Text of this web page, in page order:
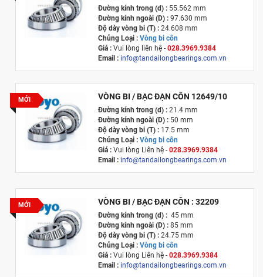
Đường kính trong (d) :55.562 mm
Đường kính ngoài (D) :97.630 mm
Độ dày vòng bi (T) :24.608 mm
Chủng Loại : Vòng bi côn
Giá :Vui lòng liên hệ - 028.3969.9384
Email : info@tandailongbearings.com.vn
MỚI VÒNG BI / BẠC ĐẠN CÔN 12649/10
Đường kính trong (d) :21.4 mm
Đường kính ngoài (D) :50 mm
Độ dày vòng bi (T) :17.5 mm
Chủng Loại : Vòng bi côn
Giá :Vui lòng Liên hệ - 028.3969.9384
Email : info@tandailongbearings.com.vn
MỚI VÒNG BI / BẠC ĐẠN CÔN : 32209
Đường kính trong (d) :45 mm
Đường kính ngoài (D) :85 mm
Độ dày vòng bi (T) :24.75 mm
Chủng Loại : Vòng bi côn
Giá :Vui lòng Liên hệ - 028.3969.9384
Email : info@tandailongbearings.com.vn